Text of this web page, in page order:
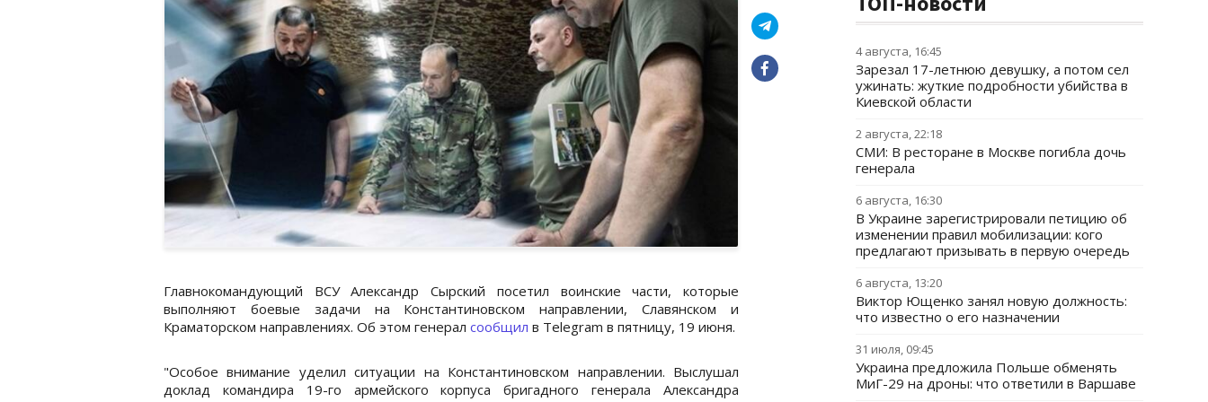
Главнокомандующий ВСУ Александр Сырский посетил воинские части, которые
выполняют боевые задачи на Константиновском направлении, Славянском и
Краматорском направлениях. Об этом генерал сообщил в Telegram в пятницу, 19 июня.
"Особое внимание уделил ситуации на Константиновском направлении. Выслушал
доклад командира 19-го армейского корпуса бригадного генерала Александра
4 августа, 16:45
Зарезал 17-летнюю девушку, а потом сел
ужинать: жуткие подробности убийства в
Киевской области
2 августа, 22:18
СМИ: В ресторане в Москве погибла дочь
генерала
6 августа, 16:30
В Украине зарегистрировали петицию об
изменении правил мобилизации: кого
предлагают призывать в первую очередь
6 августа, 13:20
Виктор Ющенко занял новую должность:
что известно о его назначении
31 июля, 09:45
Украина предложила Польше обменять
МиГ-29 на дроны: что ответили в Варшаве